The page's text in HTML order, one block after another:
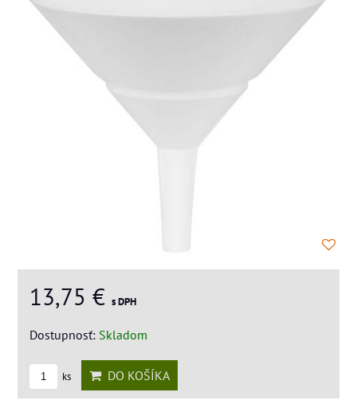
13,75 € s DPH
Dostupnosť: Skladom
ks DO KOŠÍKA